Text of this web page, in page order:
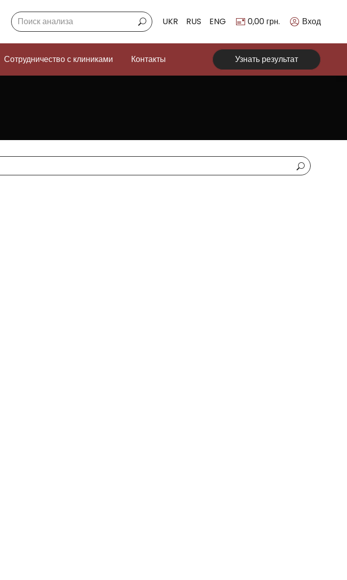
Search: UKR RUS ENG 0,00 грн. Вход
Сотрудничество с клиниками Контакты Узнать результат